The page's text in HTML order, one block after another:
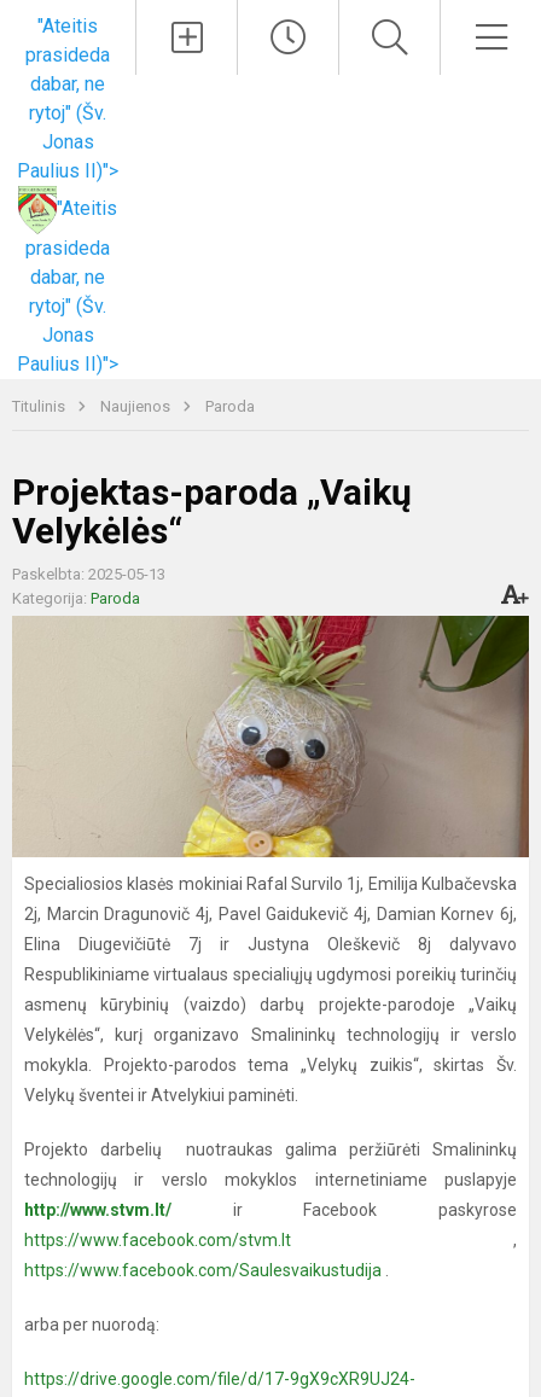
"Ateitis
prasideda
dabar, ne
rytoj" (Šv.
Jonas
Paulius II)">
"Ateitis
prasideda
dabar, ne
rytoj" (Šv.
Jonas
Paulius II)">
Titulinis Naujienos Paroda
Projektas-paroda „Vaikų
Velykėlės“
Paskelbta: 2025-05-13
Kategorija: Paroda
Specialiosios klasės mokiniai Rafal Survilo 1j, Emilija Kulbačevska
2j, Marcin Dragunovič 4j, Pavel Gaidukevič 4j, Damian Kornev 6j,
Elina Diugevičiūtė 7j ir Justyna Oleškevič 8j dalyvavo
Respublikiniame virtualaus specialiųjų ugdymosi poreikių turinčių
asmenų kūrybinių (vaizdo) darbų projekte-parodoje „Vaikų
Velykėlės“, kurį organizavo Smalininkų technologijų ir verslo
mokykla. Projekto-parodos tema „Velykų zuikis“,
skirtas Šv.
Velykų šventei ir Atvelykiui paminėti.
Projekto darbelių nuotraukas galima peržiūrėti
Smalininkų
technologijų ir verslo mokyklos internetiniame puslapyje
http://www.stvm.lt/ ir Facebook paskyrose
https://www.facebook.com/stvm.lt ,
https://www.facebook.com/Saulesvaikustudija
arba per nuorodą:
https://drive.google.com/file/d/17-9gX9cXR9UJ24-